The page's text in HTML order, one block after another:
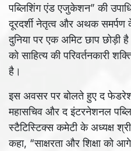
पब्लिशिंग एंड एजुकेशन” की
दूरदर्शी नेतृत्व और अथक समर्पण
दुनिया पर एक अमिट छाप छोड़ी
को साहित्य की परिवर्तनकारी
है।
इस अवसर पर बोलते हुए द
महासचिव और द इंटरनेशनल
स्टैटिस्टिक्स कमेटी के अध्यक्ष
कहा, “साक्षरता और शिक्षा को